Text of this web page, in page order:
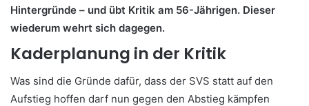
Hintergründe – und übt Kritik am 56-Jährigen. Dieser
wiederum wehrt sich dagegen.
Kaderplanung in der Kritik
Was sind die Gründe dafür, dass der SVS statt auf den
Aufstieg hoffen darf nun gegen den Abstieg kämpfen